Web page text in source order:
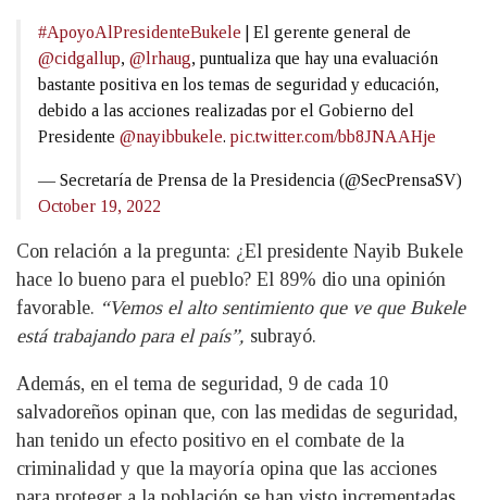
#ApoyoAlPresidenteBukele | El gerente general de
@cidgallup, @lrhaug, puntualiza que hay una evaluación
bastante positiva en los temas de seguridad y educación,
debido a las acciones realizadas por el Gobierno del
Presidente @nayibbukele. pic.twitter.com/bb8JNAAHje
— Secretaría de Prensa de la Presidencia (@SecPrensaSV)
October 19, 2022
Con relación a la pregunta: ¿El presidente Nayib Bukele
hace lo bueno para el pueblo? El 89% dio una opinión
favorable. “Vemos el alto sentimiento que ve que Bukele
está trabajando para el país”, subrayó.
Además, en el tema de seguridad, 9 de cada 10
salvadoreños opinan que, con las medidas de seguridad,
han tenido un efecto positivo en el combate de la
criminalidad y que la mayoría opina que las acciones